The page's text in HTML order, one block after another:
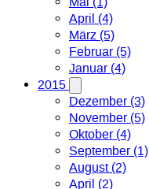
April (4)
März (5)
Februar (5)
Januar (4)
2015
Dezember (3)
November (5)
Oktober (4)
September (1)
August (2)
April (2)